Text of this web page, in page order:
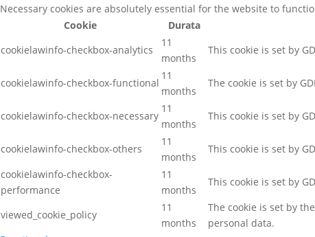
Necessary cookies are absolutely essential for the website to
Cookie
Durata
cookielawinfo-checkbox-analytics
11
months
This cookie is set by
cookielawinfo-checkbox-functional
11
months
The cookie is set by
cookielawinfo-checkbox-necessary
11
months
This cookie is set by
cookielawinfo-checkbox-others
11
months
This cookie is set by
cookielawinfo-checkbox-
performance
11
months
This cookie is set by
viewed_cookie_policy
11
months
The cookie is set by
personal data.